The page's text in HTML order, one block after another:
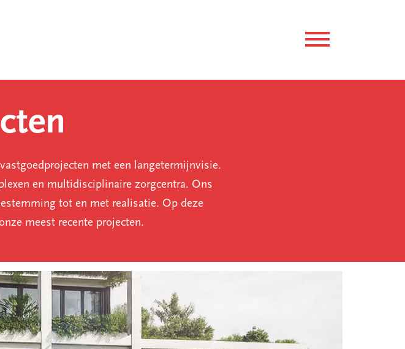
met een langetermijnvisie.
en multidisciplinaire zorgcentra. Ons
tot en met realisatie. Op deze
meest recente projecten.